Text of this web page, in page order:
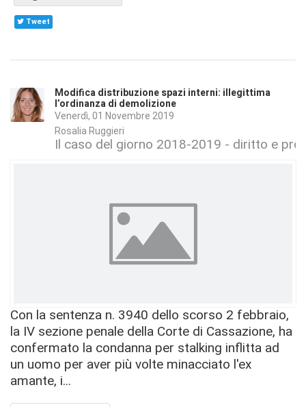
Tweet
Modifica distribuzione spazi interni: illegittima
l’ordinanza di demolizione
Venerdì, 01 Novembre 2019
Rosalia Ruggieri
Il caso del giorno 2018-2019 - diritto e
Con la sentenza n. 3940 dello scorso 2 febbraio,
la IV sezione penale della Corte di Cassazione, ha
confermato la condanna per stalking inflitta ad
un uomo per aver più volte minacciato l'ex
amante, i...